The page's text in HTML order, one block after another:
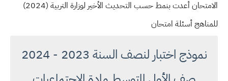
الامتحان أعدت بنمط حسب التحديث الأخير لوزارة التربية (2024)
للمناهج أسئلة امتحان
نموذج اختبار لنصف السنة 2023 - 2024